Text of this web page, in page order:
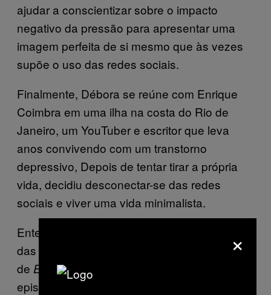
ajudar a conscientizar sobre o impacto
negativo da pressão para apresentar uma
imagem perfeita de si mesmo que às vezes
supõe o uso das redes sociais.
Finalmente, Débora se reúne com Enrique
Coimbra em uma ilha na costa do Rio de
Janeiro, um YouTuber e escritor que leva
anos convivendo com um transtorno
depressivo, Depois de tentar tirar a própria
vida, decidiu desconectar-se das redes
sociais e viver uma vida minimalista.
Entenda mais sobre cyberbullying e o efeito
das redes sociais nos jovens neste episódio
de Explorer Investigation
episódios da série nós visitamos México,
×